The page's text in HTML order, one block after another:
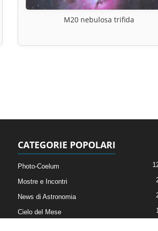
M20 nebulosa trifida
CATEGORIE POPOLARI
Photo-Coelum
Mostre e Incontri
News di Astronomia
Cielo del Mese